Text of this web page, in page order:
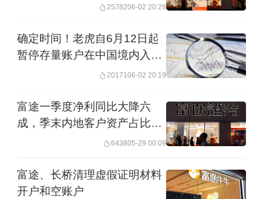
日被中国证监会“点名”的跨境券商，均已
明确内地存量业务清理时间表。
5月22日，中国证监会宣布对富途、老
营证券业务等行为立案调查并作出行政
处罚事先告知。同日，证监会等八部门
基金经营活动实施方案》（下称《实施
方案》），对内地存量非法业务制定了2
2578206-02 20:28
确定时间！老虎自6月12日起
暂停存量账户在中国境内入
2017106-02 20:19
富途一季度净利同比大降六
成，季末内地客户资产占比
643805-29 00:09
富途、长桥清理虚假证明材料
开户和空账户